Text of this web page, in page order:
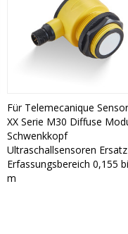
Für Telemecanique
XX Serie M30 Diffuse
Schwenkkopf
Ultraschallsensoren Ersatz
Erfassungsbereich 0,155
m